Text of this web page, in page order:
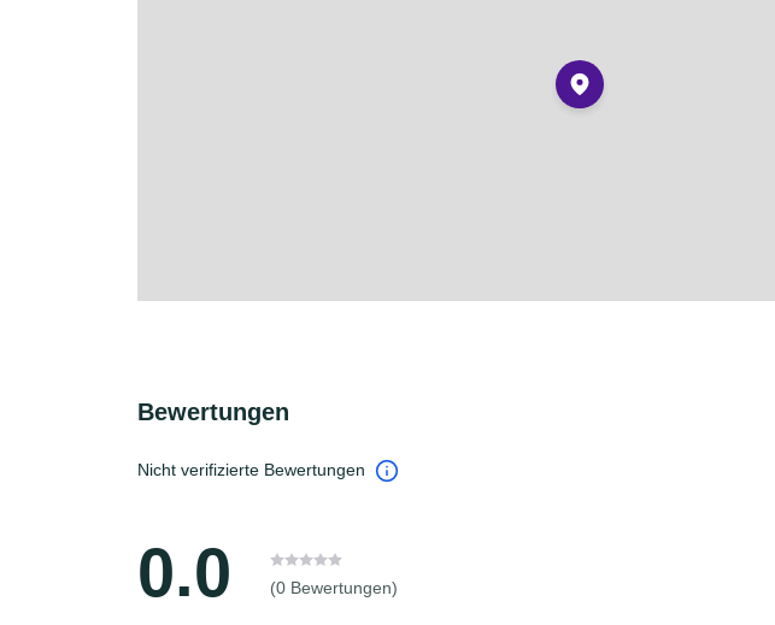
Bewertungen
Nicht verifizierte Bewertungen
0.0 (0 Bewertungen)